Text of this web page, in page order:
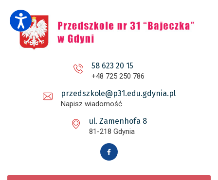
58 623 20 15
+48 725 250 786
przedszkole@p31.edu.gdynia.pl
Napisz wiadomość
ul. Zamenhofa 8
81-218 Gdynia